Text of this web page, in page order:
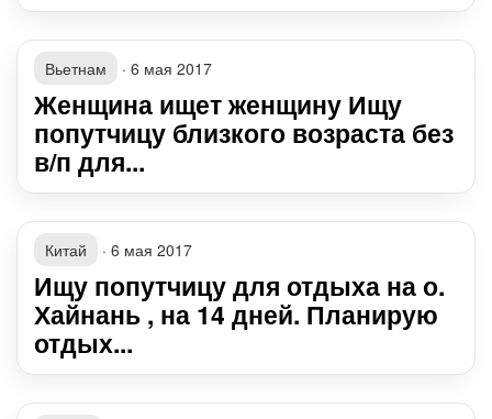
Вьетнам · 6 мая 2017
Женщина ищет женщину Ищу
попутчицу близкого возраста без
в/п для...
Китай · 6 мая 2017
Ищу попутчицу для отдыха на о.
Хайнань , на 14 дней. Планирую
отдых...